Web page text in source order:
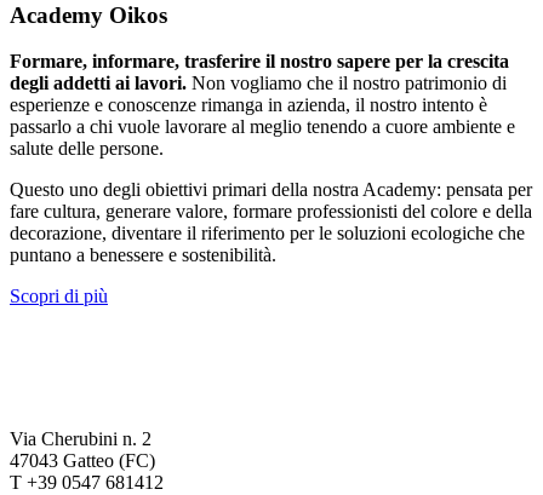
Academy Oikos
Formare, informare, trasferire il nostro sapere per la crescita
degli addetti ai lavori. Non vogliamo che il nostro patrimonio di
esperienze e conoscenze rimanga in azienda, il nostro intento è
passarlo a chi vuole lavorare al meglio tenendo a cuore ambiente e
salute delle persone.
Questo uno degli obiettivi primari della nostra Academy: pensata per
fare cultura, generare valore, formare professionisti del colore e della
decorazione, diventare il riferimento per le soluzioni ecologiche che
puntano a benessere e sostenibilità.
Scopri di più
Via Cherubini n. 2
47043 Gatteo (FC)
T +39 0547 681412